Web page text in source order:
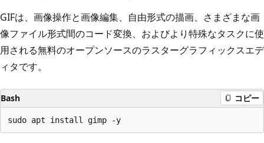
GIFは、画像操作と画像編集、自由形式の描画、さまざまな画
像ファイル形式間のコード変換、およびより特殊なタスクに使
用される無料のオープンソースのラスターグラフィックスエデ
ィタです。
Bash コピー